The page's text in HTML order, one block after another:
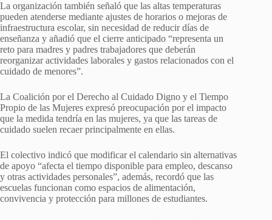
La organización también señaló que las altas temperaturas
pueden atenderse mediante ajustes de horarios o mejoras de
infraestructura escolar, sin necesidad de reducir días de
enseñanza y añadió que el cierre anticipado “representa un
reto para madres y padres trabajadores que deberán
reorganizar actividades laborales y gastos relacionados con el
cuidado de menores”.
La Coalición por el Derecho al Cuidado Digno y el Tiempo
Propio de las Mujeres expresó preocupación por el impacto
que la medida tendría en las mujeres, ya que las tareas de
cuidado suelen recaer principalmente en ellas.
El colectivo indicó que modificar el calendario sin alternativas
de apoyo “afecta el tiempo disponible para empleo, descanso
y otras actividades personales”, además, recordó que las
escuelas funcionan como espacios de alimentación,
convivencia y protección para millones de estudiantes.